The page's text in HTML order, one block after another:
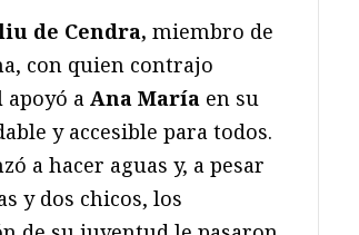
de Cendra, miembro de
con quien contrajo
apoyó a Ana María en su
y accesible para todos.
a hacer aguas y, a pesar
y dos chicos, los